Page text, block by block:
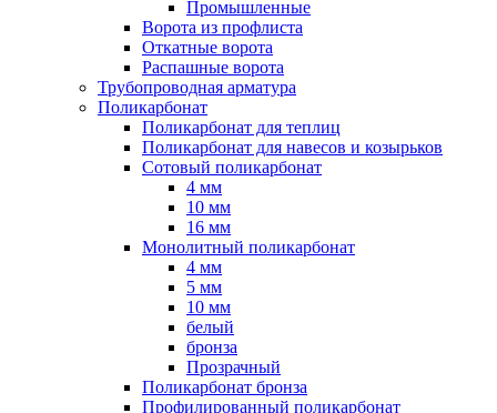
Промышленные
Ворота из профлиста
Откатные ворота
Распашные ворота
Трубопроводная арматура
Поликарбонат
Поликарбонат для теплиц
Поликарбонат для навесов и козырьков
Сотовый поликарбонат
4 мм
10 мм
16 мм
Монолитный поликарбонат
4 мм
5 мм
10 мм
белый
бронза
Прозрачный
Поликарбонат бронза
Профилированный поликарбонат